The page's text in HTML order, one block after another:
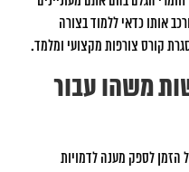
אותו כדאי ללמוד בצורה
קורס צורפות מקצועי ומלמד.
משהו עבור
הזמן לספק מענה לדמויות